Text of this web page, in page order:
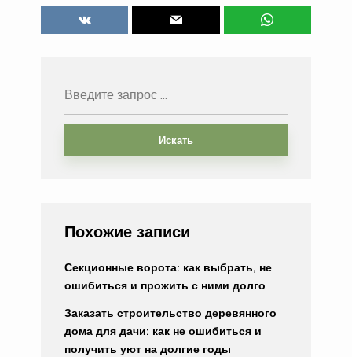
Искать
Похожие записи
Секционные ворота: как выбрать, не
ошибиться и прожить с ними долго
Заказать строительство деревянного
дома для дачи: как не ошибиться и
получить уют на долгие годы